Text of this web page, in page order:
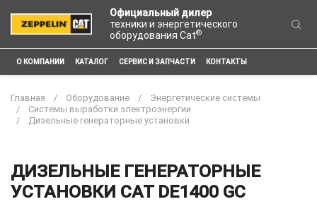
Официальный дилер
техники и энергетического
оборудования Cat®
О КОМПАНИИ КАТАЛОГ СЕРВИС И ЗАПЧАСТИ КОНТАКТЫ
Главная Оборудование
Энергетические системы
Системы выработки электроэнергии
Дизельные генераторные установки
ДИЗЕЛЬНЫЕ ГЕНЕРАТОРНЫЕ
УСТАНОВКИ CAT DE1400 GC